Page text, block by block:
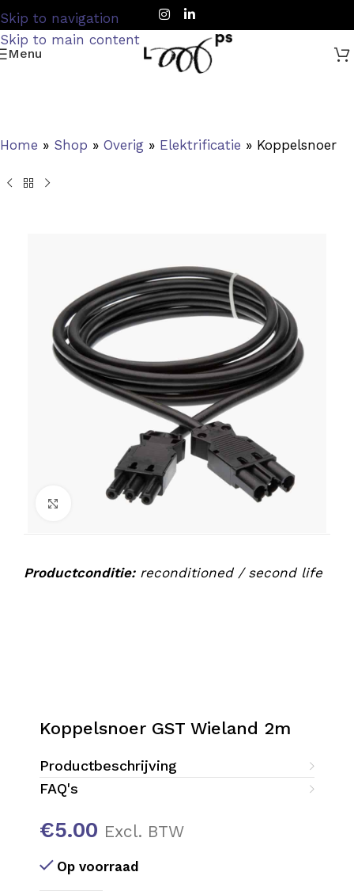
Skip to navigation
Skip to main content
Menu
Home » Shop » Overig » Elektrificatie » Koppelsnoer
Klik om te vergroten
Productconditie:reconditioned / second life
Koppelsnoer GST Wieland 2m
Productbeschrijving
FAQ's
€5.00 Excl. BTW
Op voorraad